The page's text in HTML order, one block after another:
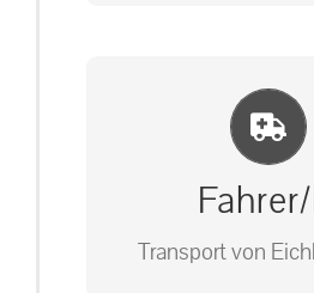
Bitte unter unserem
auf: 0162-
Transport von
Einlernung